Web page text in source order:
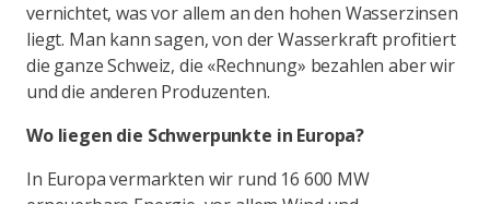
vernichtet, was vor allem an den hohen Wasserzinsen
liegt. Man kann sagen, von der Wasserkraft profitiert
die ganze Schweiz, die «Rechnung» bezahlen aber wir
und die anderen Produzenten.
Wo liegen die Schwerpunkte in Europa?
In Europa vermarkten wir rund 16 600 MW